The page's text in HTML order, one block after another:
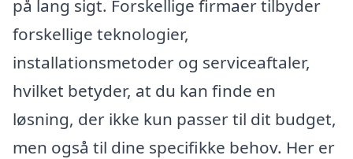
på lang sigt. Forskellige firmaer tilbyder
forskellige teknologier,
installationsmetoder og serviceaftaler,
hvilket betyder, at du kan finde en
løsning, der ikke kun passer til dit budget,
men også til dine specifikke behov. Her er